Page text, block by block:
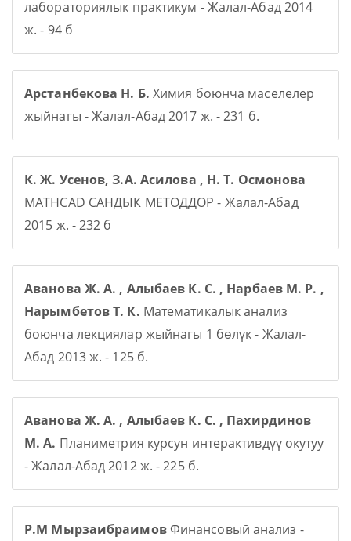
лабораториялык практикум - Жалал-Абад 2014
ж. - 94 б
Арстанбекова Н. Б. Химия боюнча маселелер
жыйнагы - Жалал-Абад 2017 ж. - 231 б.
К. Ж. Усенов, З.А. Асилова , Н. Т. Осмонова
MATHCAD САНДЫК МЕТОДДОР - Жалал-Абад
2015 ж. - 232 б
Аванова Ж. А. , Алыбаев К. С. , Нарбаев М. Р. ,
Нарымбетов Т. К. Математикалык анализ
боюнча лекциялар жыйнагы 1 бөлүк - Жалал-
Абад 2013 ж. - 125 б.
Аванова Ж. А. , Алыбаев К. С. , Пахирдинов
М. А. Планиметрия курсун интерактивдүү окутуу
- Жалал-Абад 2012 ж. - 225 б.
Р.М МырзаибраимовФинансовый анализ -